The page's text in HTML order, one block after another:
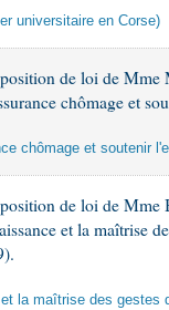
universitaire en Corse)
de loi de Mme
chômage et
chômage et soutenir
de loi de Mme
et la maîtrise
la maîtrise des gestes